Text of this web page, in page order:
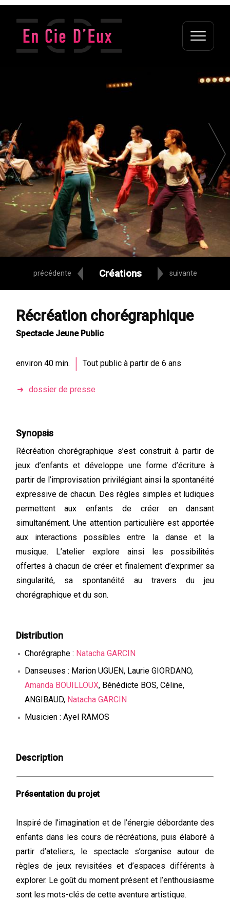
précédente Créations suivante
Récréation chorégraphique
Spectacle Jeune Public
environ 40 min. | Tout public à partir de 6 ans
dossier de presse
Synopsis
Récréation chorégraphique s’est construit à partir de
jeux d’enfants et développe une forme d’écriture à
partir de l’improvisation privilégiant ainsi la spontanéité
expressive de chacun. Des règles simples et ludiques
permettent aux enfants de créer en dansant
simultanément. Une attention particulière est apportée
aux interactions possibles entre la danse et la
musique. L’atelier explore ainsi les possibilités
offertes à chacun de créer et finalement d’exprimer sa
singularité, sa spontanéité au travers du jeu
chorégraphique et du son.
Distribution
Chorégraphe : Natacha GARCIN
Danseuses : Marion UGUEN, Laurie GIORDANO,
Amanda BOUILLOUX, Bénédicte BOS, Céline,
ANGIBAUD, Natacha GARCIN
Musicien : Ayel RAMOS
Description
Présentation du projet
Inspiré de l’imagination et de l’énergie débordante des
enfants dans les cours de récréations, puis élaboré à
partir d’ateliers, le spectacle s’organise autour de
règles de jeux revisitées et d’espaces différents à
explorer. Le goût du moment présent et l’enthousiasme
sont les mots-clés de cette aventure artistique.
Newsletter
Je souhaite recevoir des informations sur les activités de
Votre adresse de messagerie est uniquement utilisée pour vous
envoyer des informations concernant nos activités. Vous
pouvez à tout moment utiliser le lien de désabonnement intégré
dans chacun de nos mails.